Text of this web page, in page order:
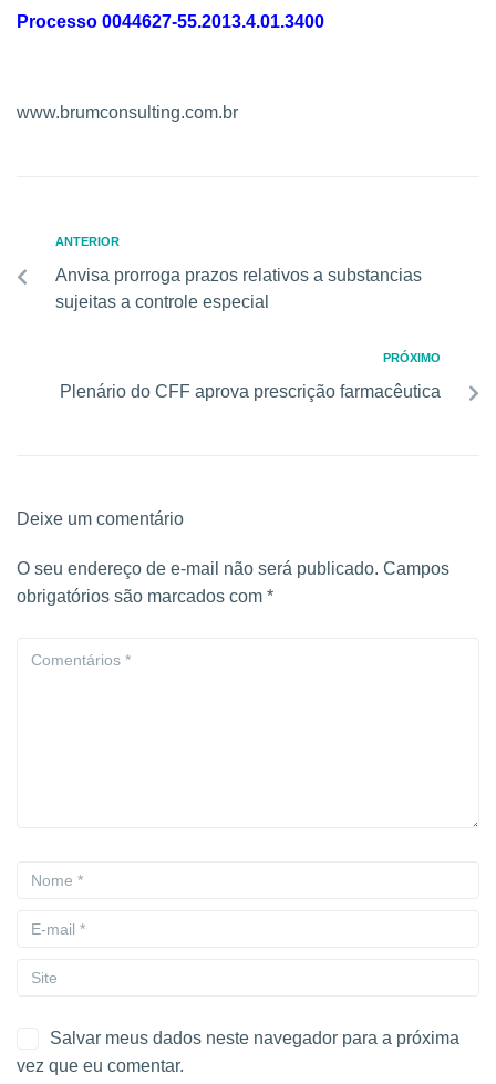
Processo 0044627-55.2013.4.01.3400
www.brumconsulting.com.br
ANTERIOR
Anvisa prorroga prazos relativos a substancias
sujeitas a controle especial
PRÓXIMO
Plenário do CFF aprova prescrição farmacêutica
Deixe um comentário
O seu endereço de e-mail não será publicado. Campos
obrigatórios são marcados com *
Salvar meus dados neste navegador para a próxima
vez que eu comentar.